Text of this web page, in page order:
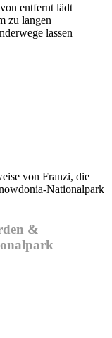
entfernt lädt
zu langen
lassen
von Franzi, die
Nationalpark
&